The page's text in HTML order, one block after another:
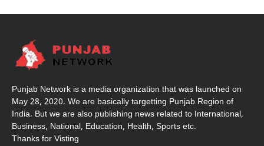
Punjab Network is a media organization that was launched on
May 28, 2020. We are basically targetting Punjab Region of
India. But we are also publishing news related to International,
Business, National, Education, Health, Sports etc.
Thanks for Visting